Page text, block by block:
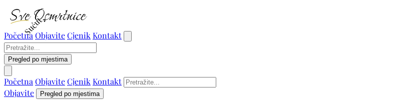
Početna ObjaviteCjenik Kontakt
Pregled po mjestima
Početna ObjaviteCjenik Kontakt
Objavite
Pregled po mjestima
Sućut